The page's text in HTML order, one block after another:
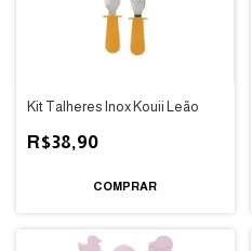
Kit Talheres Inox Kouii Leão
R$38,90